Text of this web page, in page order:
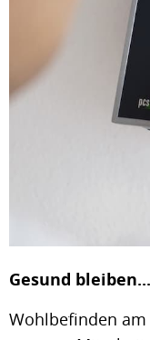
Gesund bleiben...
Wohlbefinden